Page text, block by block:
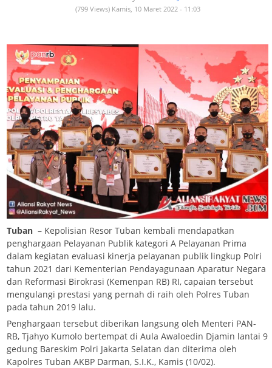
(799 Views) Kamis, 10 Maret 2022 - 11:03
Tuban – Kepolisian Resor Tuban kembali mendapatkan
penghargaan Pelayanan Publik kategori A Pelayanan Prima
dalam kegiatan evaluasi kinerja pelayanan publik lingkup Polri
tahun 2021 dari Kementerian Pendayagunaan Aparatur Negara
dan Reformasi Birokrasi (Kemenpan RB) RI, capaian tersebut
mengulangi prestasi yang pernah di raih oleh Polres Tuban
pada tahun 2019 lalu.
Penghargaan tersebut diberikan langsung oleh Menteri PAN-
RB, Tjahyo Kumolo bertempat di Aula Awaloedin Djamin lantai 9
gedung Bareskim Polri Jakarta Selatan dan diterima oleh
Kapolres Tuban AKBP Darman, S.I.K., Kamis (10/02).